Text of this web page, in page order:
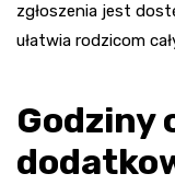
zgłoszenia jest
ułatwia rodzicom
Godziny